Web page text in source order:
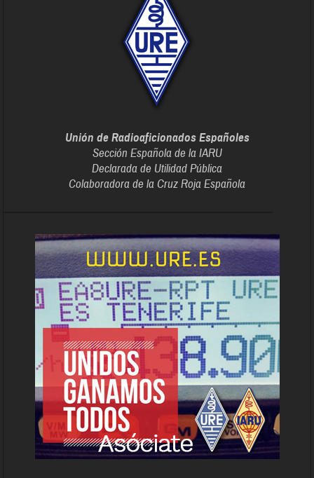
Unión de Radioaficionados Españoles
Sección Española de la IARU
Declarada de Utilidad Pública
Colaboradora de la Cruz Roja Española